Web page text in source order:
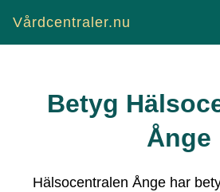
Vårdcentraler.nu
Betyg
Ånge
Hälsocentralen Ångehar